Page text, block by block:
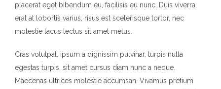
placerat eget bibendum eu, facilisis eu nunc. Duis viverra,
erat at lobortis varius, risus est scelerisque tortor, nec
molestie lacus lectus sit amet metus.
Cras volutpat, ipsum a dignissim pulvinar, turpis nulla
egestas turpis, sit amet cursus diam nunc a neque.
Maecenas ultrices molestie accumsan. Vivamus pretium